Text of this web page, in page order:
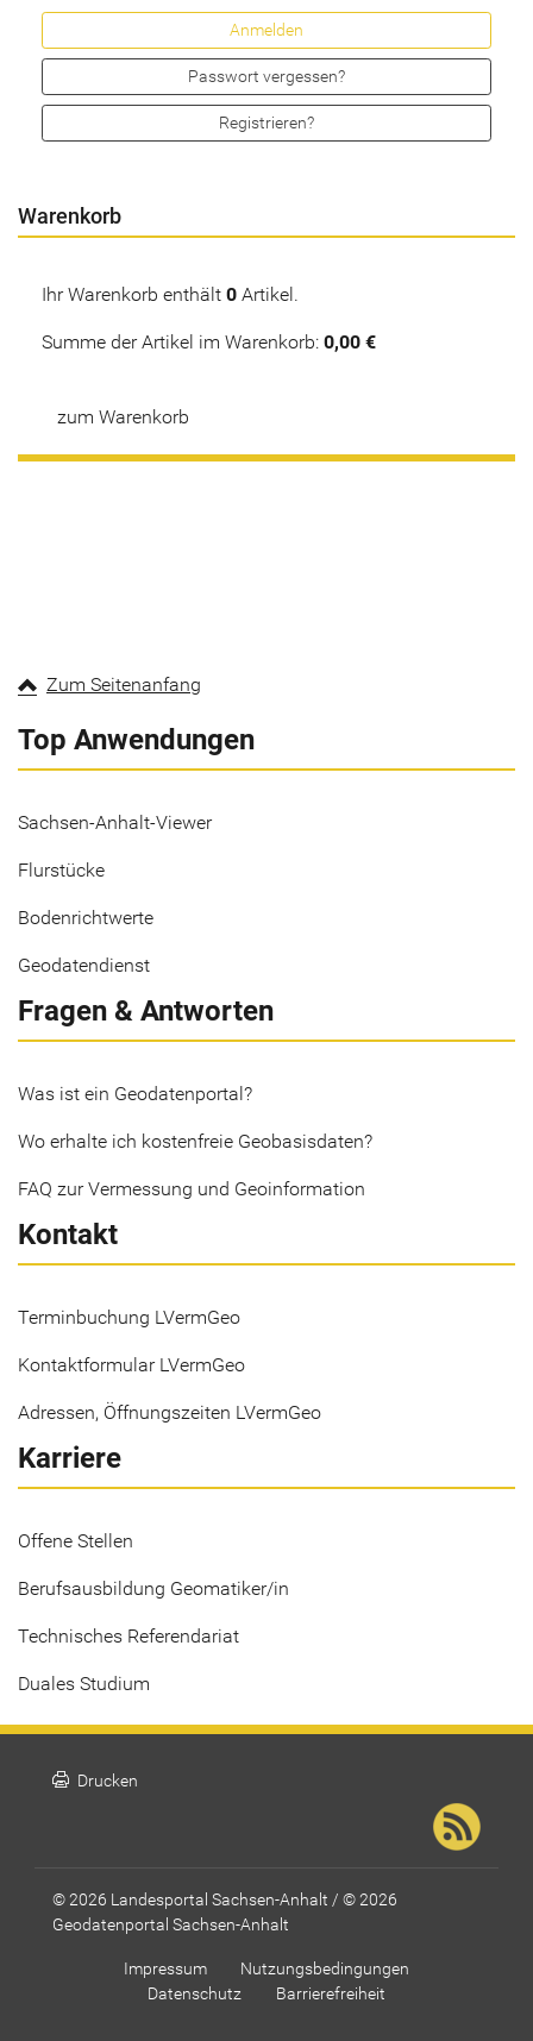
Passwort vergessen?
Registrieren?
Warenkorb
Ihr Warenkorb enthält 0 Artikel.
Summe der Artikel im Warenkorb: 0,00 €
zum Warenkorb
Zum Seitenanfang
Top Anwendungen
Sachsen-Anhalt-Viewer
Flurstücke
Bodenrichtwerte
Geodatendienst
Fragen & Antworten
Was ist ein Geodatenportal?
Wo erhalte ich kostenfreie Geobasisdaten?
FAQ zur Vermessung und Geoinformation
Kontakt
Terminbuchung LVermGeo
Kontaktformular LVermGeo
Adressen, Öffnungszeiten LVermGeo
Karriere
Offene Stellen
Berufsausbildung Geomatiker/in
Technisches Referendariat
Duales Studium
print Drucken
© 2026 Landesportal Sachsen-Anhalt / © 2026
Geodatenportal Sachsen-Anhalt
Impressum
Nutzungsbedingungen
Datenschutz
Barrierefreiheit